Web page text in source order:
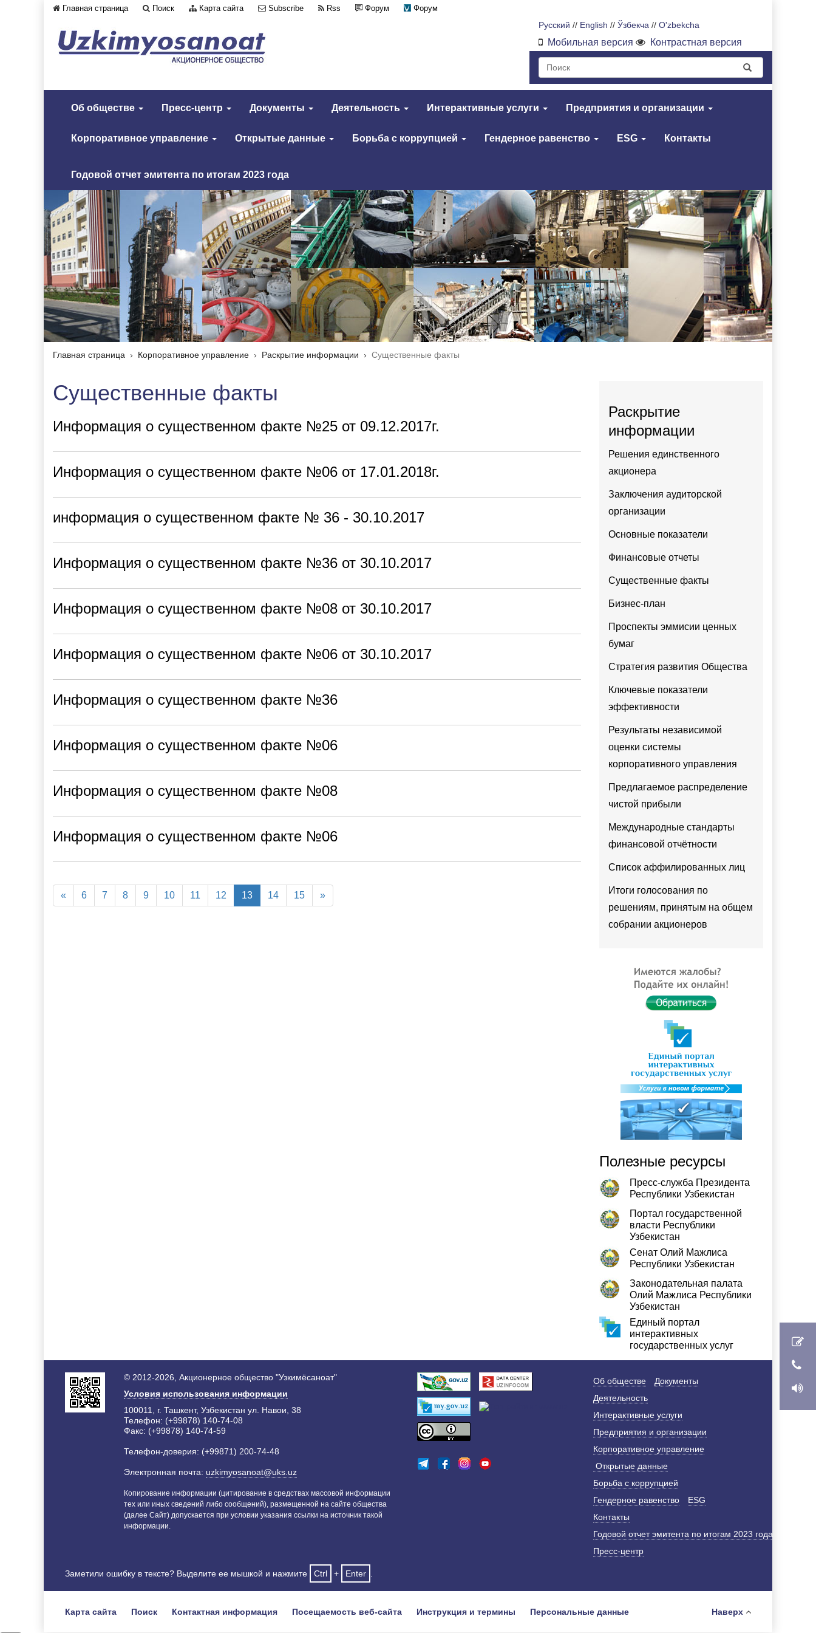
Главная страница Поиск Карта сайта Subscribe Rss Форум
Форум
Русский // English // Ўзбекча // O'zbekcha
Мобильная версия Контрастная версия
Об обществе Пресс-центр Документы Деятельность Интерактивные услуги Предприятия и организации
Корпоративное управление Открытые данные Борьба с коррупцией Гендерное равенство ESG Контакты
Годовой отчет эмитента по итогам 2023 года
Главная страница Корпоративное управление Раскрытие информации Существенные факты
Существенные факты
Информация о существенном факте №25 от 09.12.2017г.
Информация о существенном факте №06 от 17.01.2018г.
информация о существенном факте № 36 - 30.10.2017
Информация о существенном факте №36 от 30.10.2017
Информация о существенном факте №08 от 30.10.2017
Информация о существенном факте №06 от 30.10.2017
Информация о существенном факте №36
Информация о существенном факте №06
Информация о существенном факте №08
Информация о существенном факте №06
« 6 7 8 9 10 11 12 13 14 15 »
Раскрытие
информации
Решения единственного
акционера
Заключения аудиторской
организации
Основные показатели
Финансовые отчеты
Существенные факты
Бизнес-план
Проспекты эммисии ценных
бумаг
Стратегия развития Общества
Ключевые показатели
эффективности
Результаты независимой
оценки системы
корпоративного управления
Предлагаемое распределение
чистой прибыли
Международные стандарты
финансовой отчётности
Список аффилированных лиц
Итоги голосования по
решениям, принятым на общем
собрании акционеров
Полезные ресурсы
Пресс-служба Президента
Республики Узбекистан
Портал государственной
власти Республики
Узбекистан
Сенат Олий Мажлиса
Республики Узбекистан
Законодательная палата
Олий Мажлиса Республики
Узбекистан
Единый портал
интерактивных
государственных услуг
© 2012-2026, Акционерное общество "Узкимёсаноат"
Условия использования информации
100011, г. Ташкент, Узбекистан ул. Навои, 38
Телефон: (+99878) 140-74-08
Факс: (+99878) 140-74-59
Телефон-доверия: (+99871) 200-74-48
Электронная почта: uzkimyosanoat@uks.uz
Копирование информации (цитирование в средствах массовой информации
тех или иных сведений либо сообщений), размещенной на сайте общества
(далее Сайт) допускается при условии указания ссылки на источник такой
информации.
Об обществе
Документы
Деятельность
Интерактивные услуги
Предприятия и организации
Корпоративное управление
Открытые данные
Борьба с коррупцией
Гендерное равенство
ESG
Контакты
Годовой отчет эмитента по итогам 2023 года
Пресс-центр
Заметили ошибку в тексте? Выделите ее мышкой и нажмите Ctrl + Enter
Карта сайта Поиск Контактная информация Посещаемость веб-сайта Инструкция и термины Персональные данные Наверх